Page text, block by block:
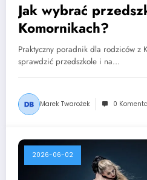
Jak wybrać
Komornikach?
Praktyczny poradnik dla rodziców
sprawdzić przedszkole i na…
Marek Twarożek 0
2026-06-02